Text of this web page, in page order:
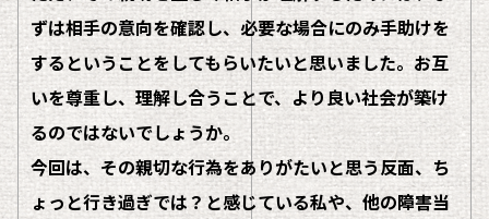
ずは相手の意向を確認し、必要な場合にのみ手助けを
するということをしてもらいたいと思いました。お互
いを尊重し、理解し合うことで、より良い社会が築け
るのではないでしょうか。
今回は、その親切な行為をありがたいと思う反面、ち
ょっと行き過ぎでは？と感じている私や、他の障害当